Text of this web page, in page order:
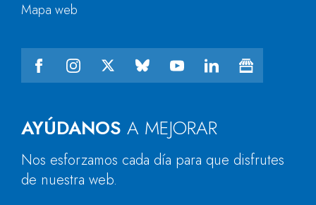
AYÚDANOS A MEJORAR
Nos esforzamos cada día para que disfrutes
de nuestra web.
Mapa web